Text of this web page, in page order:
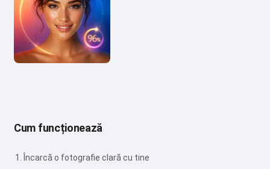
Cum funcționează
Încarcă o fotografie clară cu tine